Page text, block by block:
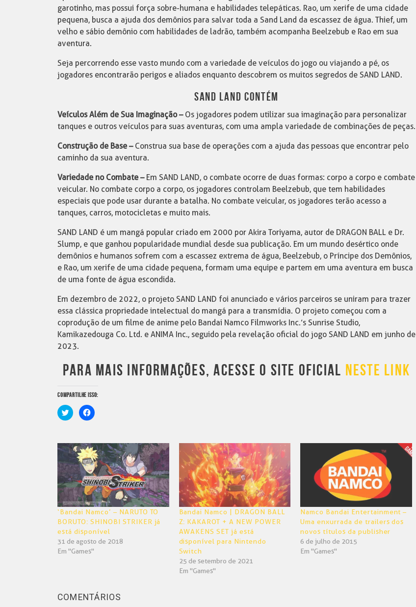
garotinho, mas possui força sobre-humana e habilidades telepáticas. Rao, um xerife de uma cidade
pequena, busca a ajuda dos demônios para salvar toda a Sand Land da escassez de água. Thief, um
velho e sábio demônio com habilidades de ladrão, também acompanha Beelzebub e Rao em sua
aventura.
Seja percorrendo esse vasto mundo com a variedade de veículos do jogo ou viajando a pé, os
jogadores encontrarão perigos e aliados enquanto descobrem os muitos segredos de SAND LAND.
SAND LAND CONTÉM
Veículos Além de Sua Imaginação –Os jogadores podem utilizar sua imaginação para personalizar
tanques e outros veículos para suas aventuras, com uma ampla variedade de combinações de peças.
Construção de Base –Construa sua base de operações com a ajuda das pessoas que encontrar pelo
caminho da sua aventura.
Variedade no Combate –Em SAND LAND, o combate ocorre de duas formas: corpo a corpo e combate
veicular. No combate corpo a corpo, os jogadores controlam Beelzebub, que tem habilidades
especiais que pode usar durante a batalha. No combate veicular, os jogadores terão acesso a
tanques, carros, motocicletas e muito mais.
SAND LAND é um mangá popular criado em 2000 por Akira Toriyama, autor de DRAGON BALL e Dr.
Slump, e que ganhou popularidade mundial desde sua publicação. Em um mundo desértico onde
demônios e humanos sofrem com a escassez extrema de água, Beelzebub, o Príncipe dos Demônios,
e Rao, um xerife de uma cidade pequena, formam uma equipe e partem em uma aventura em busca
de uma fonte de água escondida.
Em dezembro de 2022, o projeto SAND LAND foi anunciado e vários parceiros se uniram para trazer
essa clássica propriedade intelectual do mangá para a transmídia. O projeto começou com a
coprodução de um filme de anime pelo Bandai Namco Filmworks Inc.’s Sunrise Studio,
Kamikazedouga Co. Ltd. e ANIMA Inc., seguido pela revelação oficial do jogo SAND LAND em junho de
2023.
PARA MAIS INFORMAÇÕES, ACESSE O SITE OFICIAL NESTE LINK
COMPARTILHE ISSO:
Clique
para
em
nova
janela)
Clique
para
em
nova
janela)
‘Bandai Namco’ – NARUTO TO
BORUTO: SHINOBI STRIKER já
está disponível
31 de agosto de 2018
Em "Games"
Bandai Namco | DRAGON BALL
Z: KAKAROT + A NEW POWER
AWAKENS SET já está
disponível para Nintendo
Switch
25 de setembro de 2021
Em "Games"
Namco Bandai Entertainment –
Uma enxurrada de trailers dos
novos títulos da publisher
6 de julho de 2015
Em "Games"
COMENTÁRIOS